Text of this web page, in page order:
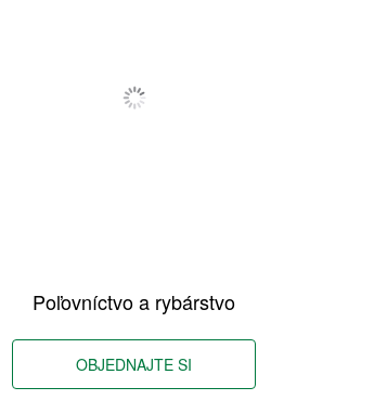
Poľovníctvo a rybárstvo
OBJEDNAJTE SI